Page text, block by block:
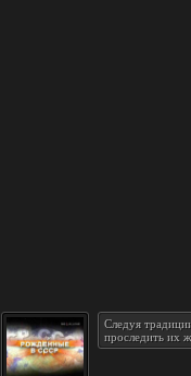
Следуя
проследить их